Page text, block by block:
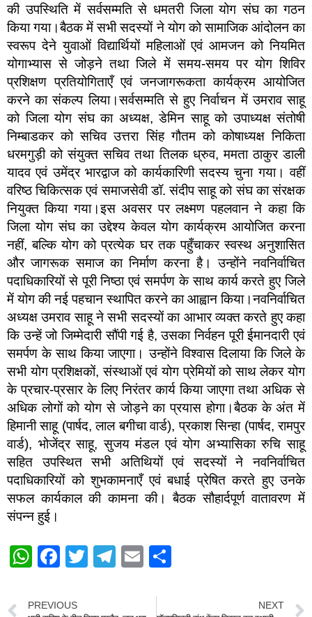
की उपस्थिति में सर्वसम्मति से धमतरी जिला योग संघ का गठन
किया गया।बैठक में सभी सदस्यों ने योग को सामाजिक आंदोलन का
स्वरूप देने युवाओं विद्यार्थियों महिलाओं एवं आमजन को नियमित
योगाभ्यास से जोड़ने तथा जिले में समय-समय पर योग शिविर
प्रशिक्षण प्रतियोगिताएँ एवं जनजागरूकता कार्यक्रम आयोजित
करने का संकल्प लिया।सर्वसम्मति से हुए निर्वाचन में उमराव साहू
को जिला योग संघ का अध्यक्ष, डेमिन साहू को उपाध्यक्ष संतोषी
निम्बाडकर को सचिव उत्तरा सिंह गौतम को कोषाध्यक्ष निकिता
धरमगुड़ी को संयुक्त सचिव तथा तिलक ध्रुव, ममता ठाकुर डाली
यादव एवं उमेंद्र भारद्वाज को कार्यकारिणी सदस्य चुना गया। वहीं
वरिष्ठ चिकित्सक एवं समाजसेवी डॉ. संदीप साहू को संघ का संरक्षक
नियुक्त किया गया।इस अवसर पर लक्ष्मण पहलवान ने कहा कि
जिला योग संघ का उद्देश्य केवल योग कार्यक्रम आयोजित करना
नहीं, बल्कि योग को प्रत्येक घर तक पहुँचाकर स्वस्थ अनुशासित
और जागरूक समाज का निर्माण करना है। उन्होंने नवनिर्वाचित
पदाधिकारियों से पूरी निष्ठा एवं समर्पण के साथ कार्य करते हुए जिले
में योग की नई पहचान स्थापित करने का आह्वान किया।नवनिर्वाचित
अध्यक्ष उमराव साहू ने सभी सदस्यों का आभार व्यक्त करते हुए कहा
कि उन्हें जो जिम्मेदारी सौंपी गई है, उसका निर्वहन पूरी ईमानदारी एवं
समर्पण के साथ किया जाएगा। उन्होंने विश्वास दिलाया कि जिले के
सभी योग प्रशिक्षकों, संस्थाओं एवं योग प्रेमियों को साथ लेकर योग
के प्रचार-प्रसार के लिए निरंतर कार्य किया जाएगा तथा अधिक से
अधिक लोगों को योग से जोड़ने का प्रयास होगा।बैठक के अंत में
हिमानी साहू (पार्षद, लाल बगीचा वार्ड), प्रकाश सिन्हा (पार्षद, रामपुर
वार्ड), भोजेंद्र साहू, सुजय मंडल एवं योग अभ्यासिका रुचि साहू
सहित उपस्थित सभी अतिथियों एवं सदस्यों ने नवनिर्वाचित
पदाधिकारियों को शुभकामनाएँ एवं बधाई प्रेषित करते हुए उनके
सफल कार्यकाल की कामना की। बैठक सौहार्दपूर्ण वातावरण में
संपन्न हुई।
W
at
F
c
T
T
E
ail
PREVIOUS NEXT